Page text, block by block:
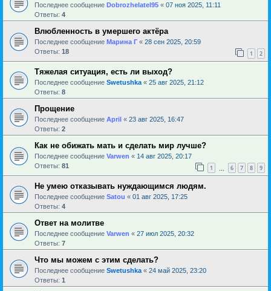
Последнее сообщение Dobrozhelatel95 « 07 ноя 2025, 11:11
Ответы: 4
Влюбленность в умершего актёра
Последнее сообщение Марина Г « 28 сен 2025, 20:59
Ответы: 18 1 2
Тяжелая ситуация, есть ли выход?
Последнее сообщение Swetushka « 25 авг 2025, 21:12
Ответы: 8
Прощение
Последнее сообщение April « 23 авг 2025, 16:47
Ответы: 2
Как не обижать мать и сделать мир лучше?
Последнее сообщение Varwen « 14 авг 2025, 20:17
Ответы: 81 1 6 7 8 9
Не умею отказывать нуждающимся людям.
Последнее сообщение Satou « 01 авг 2025, 17:25
Ответы: 4
Ответ на молитве
Последнее сообщение Varwen « 27 июл 2025, 20:32
Ответы: 7
Что мы можем с этим сделать?
Последнее сообщение Swetushka « 24 май 2025, 23:20
Ответы: 1